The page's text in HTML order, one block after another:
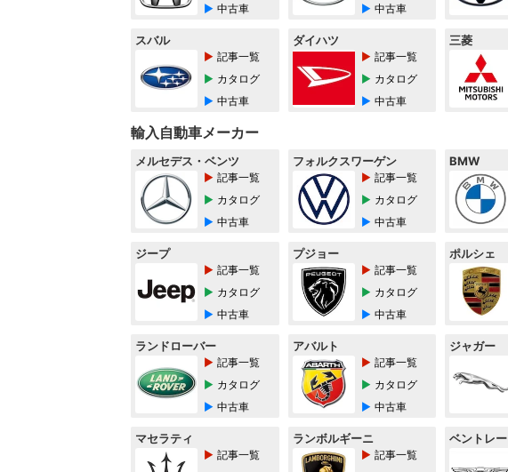
中古車
中古車
スバル
記事一覧
カタログ
中古車
ダイハツ
記事一覧
カタログ
中古車
三菱
輸入自動車メーカー
メルセデス・ベンツ
記事一覧
カタログ
中古車
フォルクスワーゲン
記事一覧
カタログ
中古車
BMW
ジープ
記事一覧
カタログ
中古車
プジョー
記事一覧
カタログ
中古車
ポルシェ
ランドローバー
記事一覧
カタログ
中古車
アバルト
記事一覧
カタログ
中古車
ジャガー
マセラティ
記事一覧
ランボルギーニ
記事一覧
ベントレー